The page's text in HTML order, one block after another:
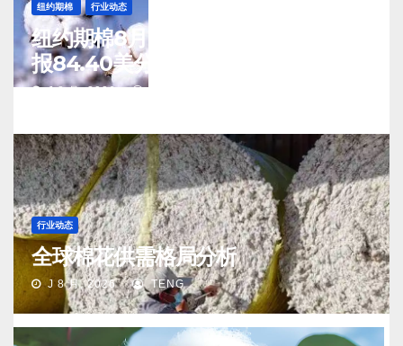
纽约期棉 行业动态
纽约期棉8月7日(周五)收涨12月合约
报84.40美分/磅
J 8 月, 2026 TENG
行业动态
全球棉花供需格局分析
J 8 月, 2026 TENG